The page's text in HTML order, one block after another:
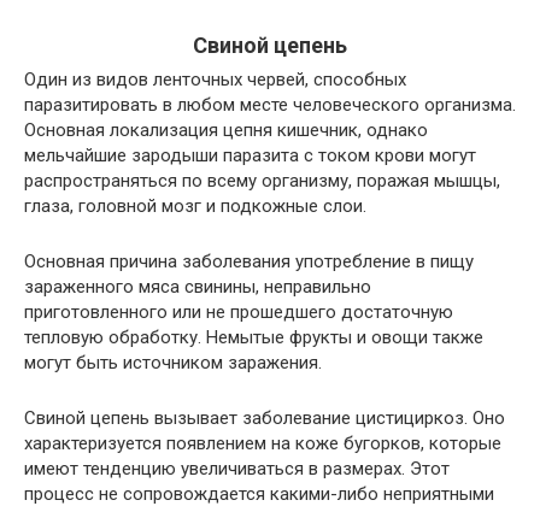
Свиной цепень
Один из видов ленточных червей, способных
паразитировать в любом месте человеческого организма.
Основная локализация цепня кишечник, однако
мельчайшие зародыши паразита с током крови могут
распространяться по всему организму, поражая мышцы,
глаза, головной мозг и подкожные слои.
Основная причина заболевания употребление в пищу
зараженного мяса свинины, неправильно
приготовленного или не прошедшего достаточную
тепловую обработку. Немытые фрукты и овощи также
могут быть источником заражения.
Свиной цепень вызывает заболевание цистициркоз. Оно
характеризуется появлением на коже бугорков, которые
имеют тенденцию увеличиваться в размерах. Этот
процесс не сопровождается какими-либо неприятными